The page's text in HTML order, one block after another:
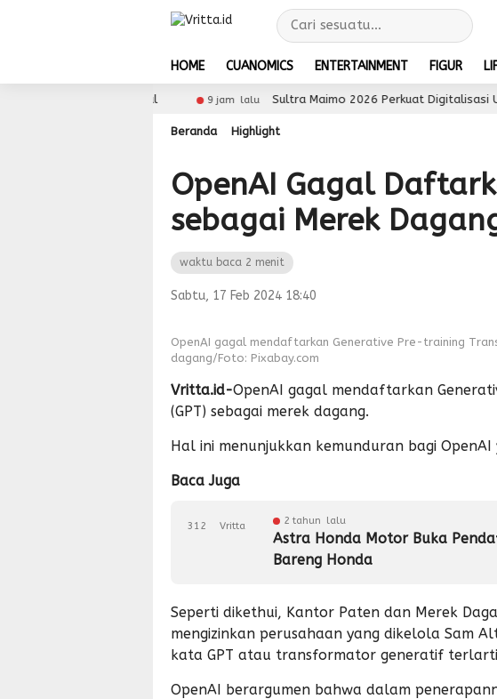
HOME CUANOMICS ENTERTAINMENT FIGUR
9 jam lalu Sultra Maimo 2026 Perkuat Digitalisasi UMKM,
Beranda Highlight
OpenAI Gagal
sebagai Merek
waktu baca 2 menit
Sabtu, 17 Feb 2024 18:40
OpenAI gagal mendaftarkan Generative Pre-training
dagang/Foto: Pixabay.com
Vritta.id-OpenAI gagal mendaftarkan
(GPT) sebagai merek dagang.
Hal ini menunjukkan kemunduran bagi
Baca Juga
2 tahun lalu
Astra Honda Motor Buka
Bareng Honda
312 Vritta
Seperti dikethui, Kantor Paten dan Merek
mengizinkan perusahaan yang dikelola Sam
kata GPT atau transformator generatif
OpenAI berargumen bahwa dalam